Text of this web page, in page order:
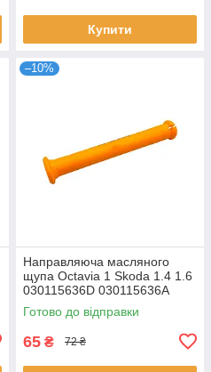
Купити
–10%
Направляюча масляного
щупа Octavia 1 Skoda 1.4 1.6
030115636D 030115636A
Готово до відправки
65 ₴ 72 ₴